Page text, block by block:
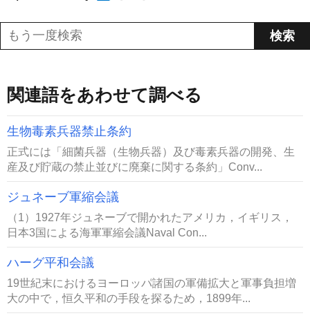
関連語をあわせて調べる
生物毒素兵器禁止条約
正式には「細菌兵器（生物兵器）及び毒素兵器の開発、生
産及び貯蔵の禁止並びに廃棄に関する条約」Conv...
ジュネーブ軍縮会議
（1）1927年ジュネーブで開かれたアメリカ，イギリス，
日本3国による海軍軍縮会議Naval Con...
ハーグ平和会議
19世紀末におけるヨーロッパ諸国の軍備拡大と軍事負担増
大の中で，恒久平和の手段を探るため，1899年...